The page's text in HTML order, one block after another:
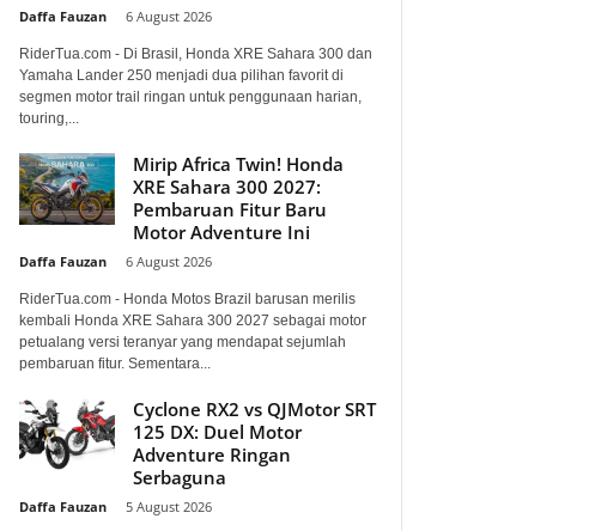
Daffa Fauzan 6 August 2026
RiderTua.com - Di Brasil, Honda XRE Sahara 300 dan
Yamaha Lander 250 menjadi dua pilihan favorit di
segmen motor trail ringan untuk penggunaan harian,
touring,...
Mirip Africa Twin! Honda
XRE Sahara 300 2027:
Pembaruan Fitur Baru
Motor Adventure Ini
Daffa Fauzan 6 August 2026
RiderTua.com - Honda Motos Brazil barusan merilis
kembali Honda XRE Sahara 300 2027 sebagai motor
petualang versi teranyar yang mendapat sejumlah
pembaruan fitur. Sementara...
Cyclone RX2 vs QJMotor SRT
125 DX: Duel Motor
Adventure Ringan
Serbaguna
Daffa Fauzan 5 August 2026